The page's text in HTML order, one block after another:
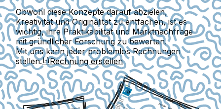
Obwohl diese Konzepte darauf abzielen,
Kreativität und Originalität zu entfachen, ist es
wichtig, ihre Praktikabilität und Marktnachfrage
mit gründlicher Forschung zu bewerten.
Mit uns kann jeder problemlos Rechnungen
stellen.
Rechnung erstellen